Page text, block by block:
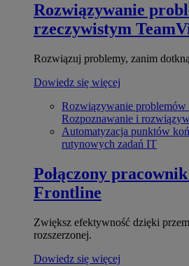
Rozwiązywanie
rzeczywistym
Rozwiązuj problemy, zanim
Dowiedz się więcej
Rozwiązywanie
Rozpoznawanie i
Automatyzacja punktów
rutynowych zadań IT
Połączony pracownik
Frontline
Zwiększ efektywność dzięki
rozszerzonej.
Dowiedz się więcej